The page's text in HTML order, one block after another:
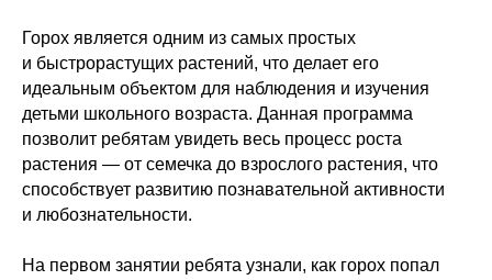
Горох является одним из самых простых
и быстрорастущих растений, что делает его
идеальным объектом для наблюдения и изучения
детьми школьного возраста. Данная программа
позволит ребятам увидеть весь процесс роста
растения — от семечка до взрослого растения, что
способствует развитию познавательной активности
и любознательности.
На первом занятии ребята узнали, как горох попал